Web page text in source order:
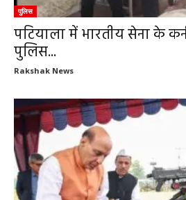
पुलिस
पटियाला में भारतीय सेना के
पुलिस...
Rakshak News